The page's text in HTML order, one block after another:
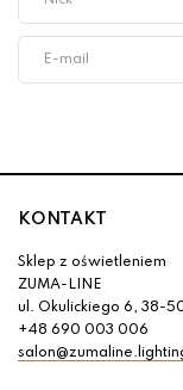
KONTAKT
Sklep z oświetleniem
ZUMA-LINE
ul. Okulickiego 6, 38-
+48 690 003 006